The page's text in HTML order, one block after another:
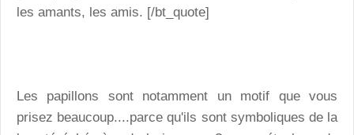
les amants, les amis. [/bt_quote]
Les papillons sont notamment un motif que vous
prisez beaucoup....parce qu'ils sont symboliques de la